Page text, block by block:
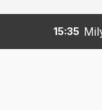
emekli bu